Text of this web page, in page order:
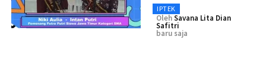
IPTEK
OlehSavana Lita Dian
Safitri
baru saja